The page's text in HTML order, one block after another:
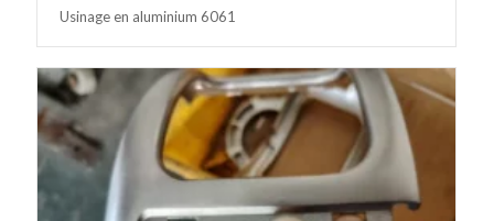
Usinage en aluminium 6061